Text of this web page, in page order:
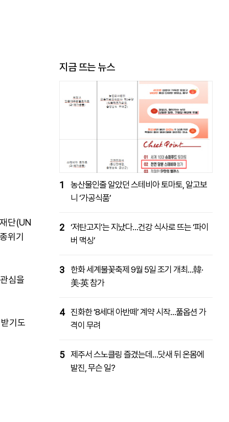
단(UN
위기
심을
기도
지금 뜨는 뉴스
1
농산물인줄 알았던 스테비아 토마토, 알고보
니 ‘가공식품’
2 ‘저탄고지’는 지났다…건강 식사로 뜨는 ‘파이
버 맥싱’
3
한화 세계불꽃축제 9월 5일 조기 개최…韓·
美·英 참가
4 진화한 ‘8세대 아반떼’ 계약 시작…풀옵션 가
격이 무려
5 제주서 스노클링 즐겼는데…닷새 뒤 온몸에
발진, 무슨 일?